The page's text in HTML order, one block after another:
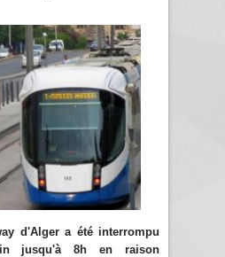
d'Alger a été interrompu
jusqu'à 8h en raison